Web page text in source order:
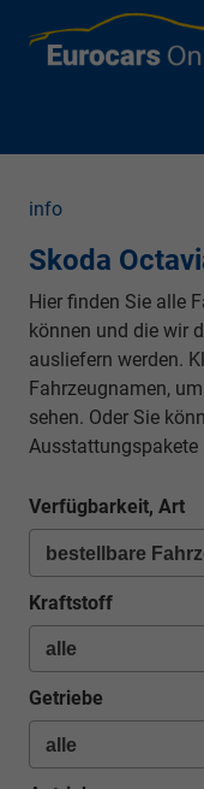
info
Skoda
Hier finden Sie alle
können und die wir
ausliefern werden.
Fahrzeugnamen,
sehen. Oder Sie
Ausstattungspakete
Verfügbarkeit, Art
Kraftstoff
Getriebe